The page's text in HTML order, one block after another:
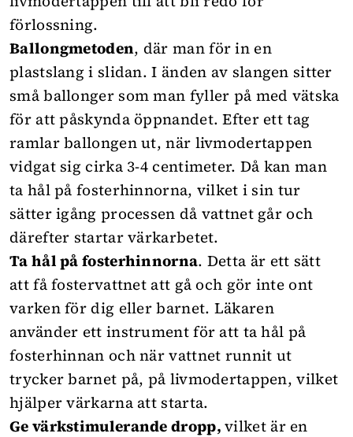
förlossning.
Ballongmetoden, där man för in en
plastslang i slidan. I änden av slangen sitter
små ballonger som man fyller på med vätska
för att påskynda öppnandet. Efter ett tag
ramlar ballongen ut, när livmodertappen
vidgat sig cirka 3-4 centimeter. Då kan man
ta hål på fosterhinnorna, vilket i sin tur
sätter igång processen då vattnet går och
därefter startar värkarbetet.
Ta hål på fosterhinnorna. Detta är ett sätt
att få fostervattnet att gå och gör inte ont
varken för dig eller barnet. Läkaren
använder ett instrument för att ta hål på
fosterhinnan och när vattnet runnit ut
trycker barnet på, på livmodertappen, vilket
hjälper värkarna att starta.
Ge värkstimulerande dropp,vilket är en